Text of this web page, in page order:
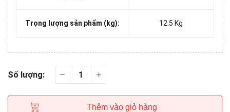
Trọng lượng sản phẩm (kg): 12.5 Kg
Số lượng:
Thêm vào giỏ hàng